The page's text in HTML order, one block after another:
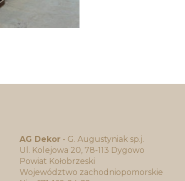
AG Dekor - G. Augustyniak sp.j.
Ul. Kolejowa 20, 78-113 Dygowo
Powiat Kołobrzeski
Województwo zachodniopomorskie